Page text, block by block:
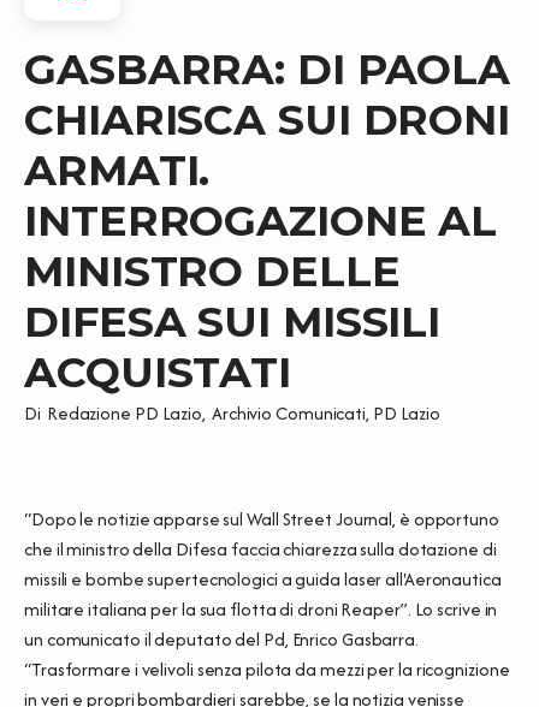
GASBARRA: DI PAOLA
CHIARISCA SUI DRONI
ARMATI.
INTERROGAZIONE AL
MINISTRO DELLE
DIFESA SUI MISSILI
ACQUISTATI
Di Redazione PD Lazio, Archivio Comunicati, PD Lazio
“Dopo le notizie apparse sul Wall Street Journal, è opportuno
che il ministro della Difesa faccia chiarezza sulla dotazione di
missili e bombe supertecnologici a guida laser all'Aeronautica
militare italiana per la sua flotta di droni Reaper”. Lo scrive in
un comunicato il deputato del Pd, Enrico Gasbarra.
“Trasformare i velivoli senza pilota da mezzi per la ricognizione
in veri e propri bombardieri sarebbe, se la notizia venisse